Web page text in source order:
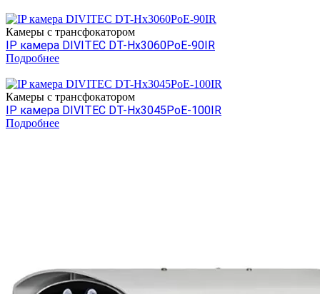
Камеры c трансфокатором
IP камера DIVITEC DT-Hх3060PoE-90IR
Подробнее
Камеры c трансфокатором
IP камера DIVITEC DT-Hх3045PoE-100IR
Подробнее